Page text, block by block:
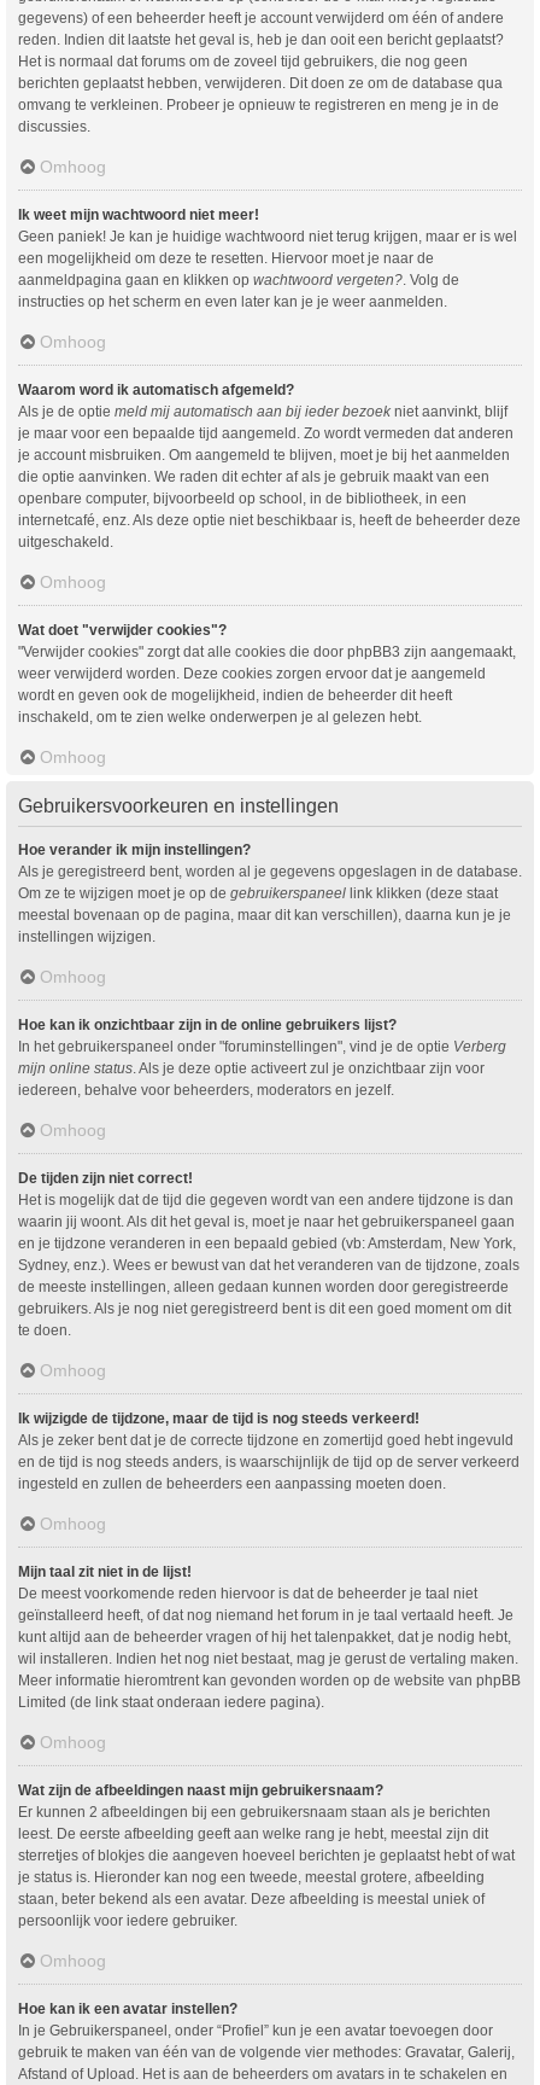
gegevens) of een beheerder heeft je account verwijderd om één of andere
reden. Indien dit laatste het geval is, heb je dan ooit een bericht geplaatst?
Het is normaal dat forums om de zoveel tijd gebruikers, die nog geen
berichten geplaatst hebben, verwijderen. Dit doen ze om de database qua
omvang te verkleinen. Probeer je opnieuw te registreren en meng je in de
discussies.
Omhoog
Ik weet mijn wachtwoord niet meer!
Geen paniek! Je kan je huidige wachtwoord niet terug krijgen, maar er is wel
een mogelijkheid om deze te resetten. Hiervoor moet je naar de
aanmeldpagina gaan en klikken op wachtwoord vergeten?. Volg de
instructies op het scherm en even later kan je je weer aanmelden.
Omhoog
Waarom word ik automatisch afgemeld?
Als je de optie meld mij automatisch aan bij ieder bezoek niet aanvinkt, blijf
je maar voor een bepaalde tijd aangemeld. Zo wordt vermeden dat anderen
je account misbruiken. Om aangemeld te blijven, moet je bij het aanmelden
die optie aanvinken. We raden dit echter af als je gebruik maakt van een
openbare computer, bijvoorbeeld op school, in de bibliotheek, in een
internetcafé, enz. Als deze optie niet beschikbaar is, heeft de beheerder deze
uitgeschakeld.
Omhoog
Wat doet "verwijder cookies"?
"Verwijder cookies" zorgt dat alle cookies die door phpBB3 zijn aangemaakt,
weer verwijderd worden. Deze cookies zorgen ervoor dat je aangemeld
wordt en geven ook de mogelijkheid, indien de beheerder dit heeft
inschakeld, om te zien welke onderwerpen je al gelezen hebt.
Omhoog
Gebruikersvoorkeuren en instellingen
Hoe verander ik mijn instellingen?
Als je geregistreerd bent, worden al je gegevens opgeslagen in de database.
Om ze te wijzigen moet je op de gebruikerspaneel link klikken (deze staat
meestal bovenaan op de pagina, maar dit kan verschillen), daarna kun je je
instellingen wijzigen.
Omhoog
Hoe kan ik onzichtbaar zijn in de online gebruikers lijst?
In het gebruikerspaneel onder "foruminstellingen", vind je de optie Verberg
mijn online status. Als je deze optie activeert zul je onzichtbaar zijn voor
iedereen, behalve voor beheerders, moderators en jezelf.
Omhoog
De tijden zijn niet correct!
Het is mogelijk dat de tijd die gegeven wordt van een andere tijdzone is dan
waarin jij woont. Als dit het geval is, moet je naar het gebruikerspaneel gaan
en je tijdzone veranderen in een bepaald gebied (vb: Amsterdam, New York,
Sydney, enz.). Wees er bewust van dat het veranderen van de tijdzone, zoals
de meeste instellingen, alleen gedaan kunnen worden door geregistreerde
gebruikers. Als je nog niet geregistreerd bent is dit een goed moment om dit
te doen.
Omhoog
Ik wijzigde de tijdzone, maar de tijd is nog steeds verkeerd!
Als je zeker bent dat je de correcte tijdzone en zomertijd goed hebt ingevuld
en de tijd is nog steeds anders, is waarschijnlijk de tijd op de server verkeerd
ingesteld en zullen de beheerders een aanpassing moeten doen.
Omhoog
Mijn taal zit niet in de lijst!
De meest voorkomende reden hiervoor is dat de beheerder je taal niet
geïnstalleerd heeft, of dat nog niemand het forum in je taal vertaald heeft. Je
kunt altijd aan de beheerder vragen of hij het talenpakket, dat je nodig hebt,
wil installeren. Indien het nog niet bestaat, mag je gerust de vertaling maken.
Meer informatie hieromtrent kan gevonden worden op de website van phpBB
Limited (de link staat onderaan iedere pagina).
Omhoog
Wat zijn de afbeeldingen naast mijn gebruikersnaam?
Er kunnen 2 afbeeldingen bij een gebruikersnaam staan als je berichten
leest. De eerste afbeelding geeft aan welke rang je hebt, meestal zijn dit
sterretjes of blokjes die aangeven hoeveel berichten je geplaatst hebt of wat
je status is. Hieronder kan nog een tweede, meestal grotere, afbeelding
staan, beter bekend als een avatar. Deze afbeelding is meestal uniek of
persoonlijk voor iedere gebruiker.
Omhoog
Hoe kan ik een avatar instellen?
In je Gebruikerspaneel, onder “Profiel” kun je een avatar toevoegen door
gebruik te maken van één van de volgende vier methodes: Gravatar, Galerij,
Afstand of Upload. Het is aan de beheerders om avatars in te schakelen en